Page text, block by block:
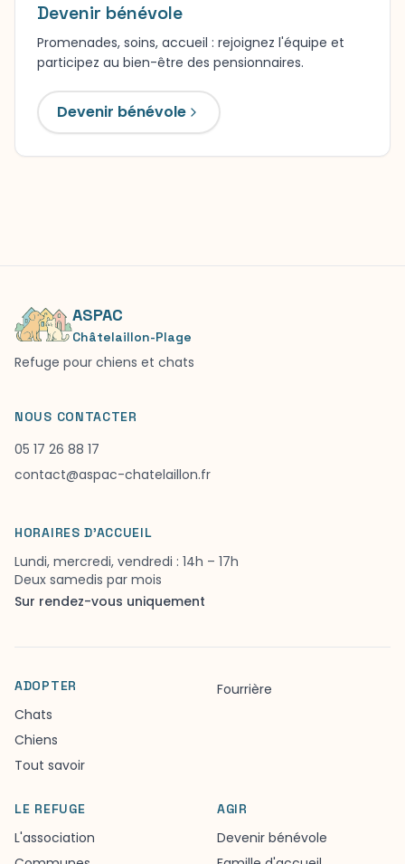
Devenir bénévole
Promenades, soins, accueil : rejoignez l'équipe et
participez au bien-être des pensionnaires.
Devenir bénévole
ASPAC
Châtelaillon-Plage
Refuge pour chiens et chats
NOUS CONTACTER
05 17 26 88 17
contact@aspac-chatelaillon.fr
HORAIRES D'ACCUEIL
Lundi, mercredi, vendredi : 14h – 17h
Deux samedis par mois
Sur rendez-vous uniquement
ADOPTER
Chats
Chiens
Tout savoir
Fourrière
LE REFUGE
L'association
AGIR
Devenir bénévole